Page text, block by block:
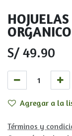
S/49.90
Agregar a la
Términos y